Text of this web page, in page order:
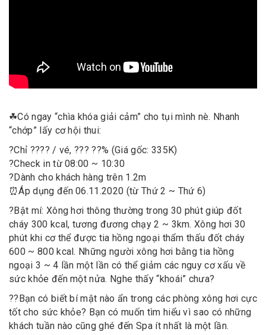
☘Có ngay “chìa khóa giải cảm” cho tụi mình nè. Nhanh
“chớp” lấy cơ hội thui:
?Chỉ ???? / vé, ??? ??% (Giá gốc: 335K)
?Check in từ 08:00 ~ 10:30
?Dành cho khách hàng trên 1.2m
⏰Áp dụng đến 06.11.2020 (từ Thứ 2 ~ Thứ 6)
?Bật mí: Xông hơi thông thường trong 30 phút giúp đốt
cháy 300 kcal, tương đương chạy 2 ~ 3km. Xông hơi 30
phút khi cơ thể được tia hồng ngoại thẩm thấu đốt cháy
600 ~ 800 kcal. Những người xông hơi bằng tia hồng
ngoại 3 ~ 4 lần một lần có thể giảm các nguy cơ xấu về
sức khỏe đến một nửa. Nghe thấy “khoái” chưa?
??Bạn có biết bí mật nào ẩn trong các phòng xông hơi cực
tốt cho sức khỏe? Bạn có muốn tìm hiểu vì sao có những
khách tuần nào cũng ghé đến Spa ít nhất là một lần.